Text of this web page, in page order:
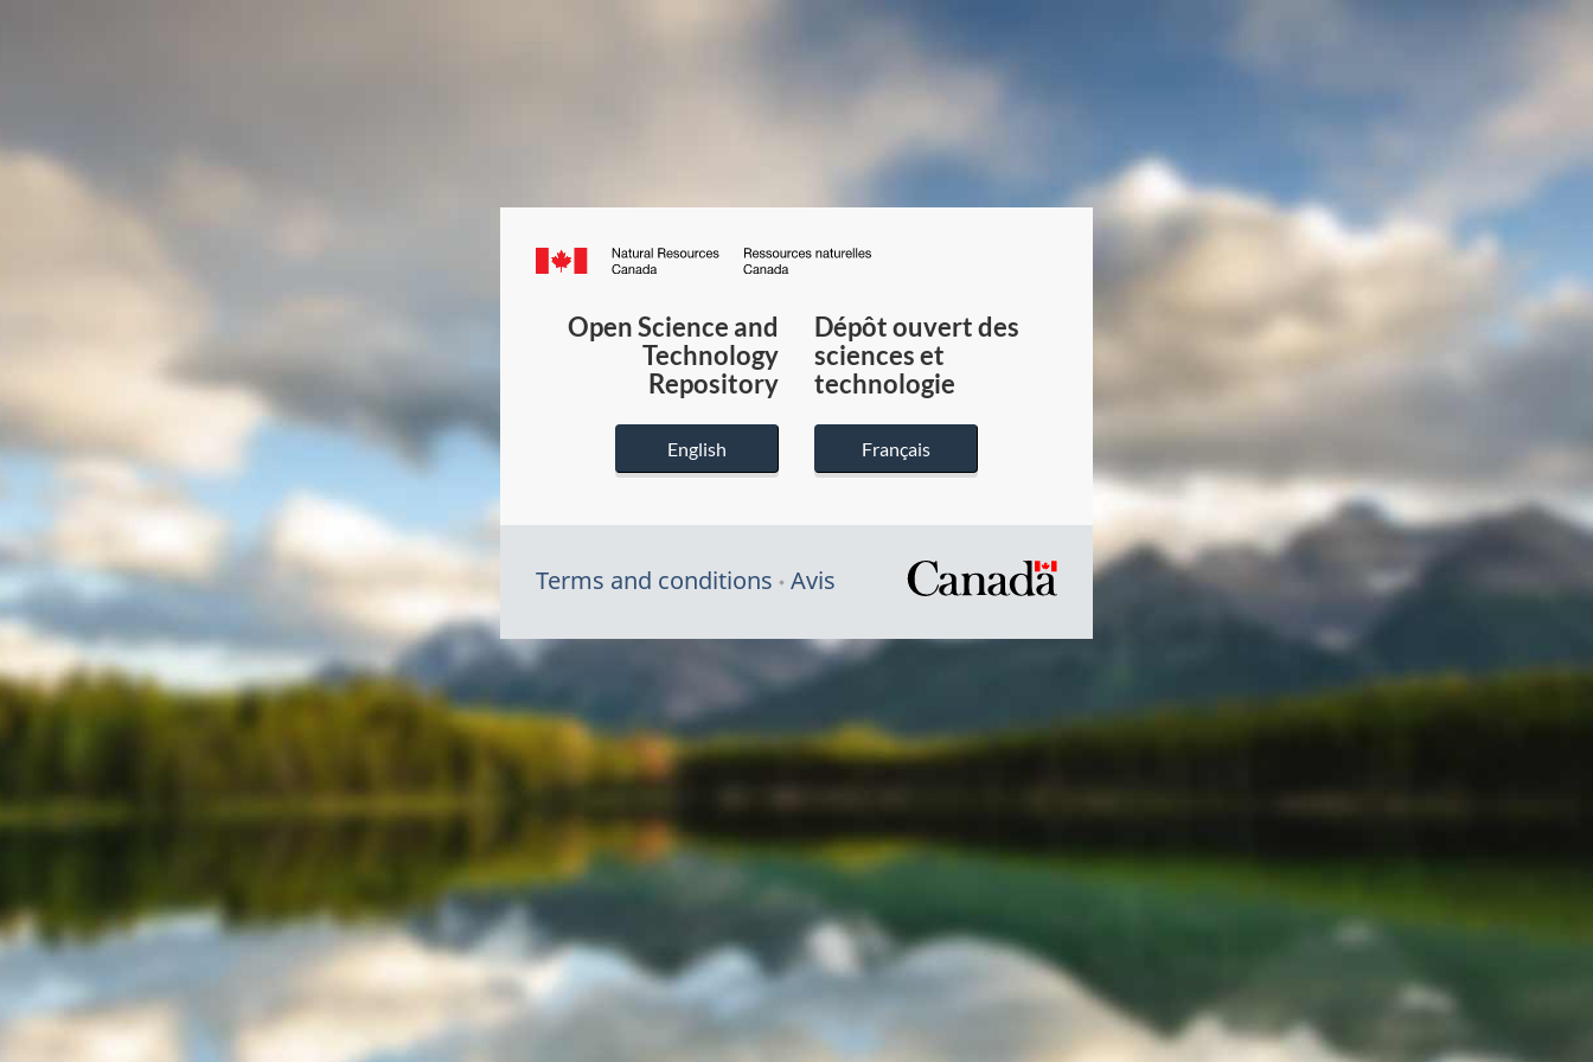
Canada.ca
du
Canada
Open Science and
Technology
Repository
English
Dépôt ouvert des
sciences et
technologie
Français
Terms and conditions Avis
/
gouvernement
du